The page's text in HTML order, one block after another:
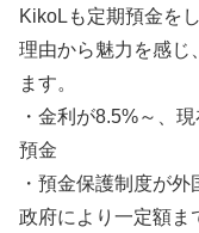
KikoLも定期預金を
理由から魅力を感じ
ます。
・金利が8.5%～、
預金
・預金保護制度が
政府により一定額ま